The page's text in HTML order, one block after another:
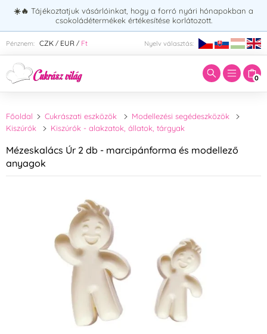
☀️🔥 Tájékoztatjuk vásárlóinkat, hogy a forró nyári hónapokban a
csokoládétermékek értékesítése korlátozott.
Pénznem: CZK / EUR / Ft Nyelv választás:
0
Adja meg a keresett kifejezést:
Főoldal Cukrászati eszközök
Modellezési segédeszközök
Kiszúrók
Kiszúrók - alakzatok, állatok, tárgyak
Mézeskalács Úr 2 db - marcipánforma és modellező
anyagok